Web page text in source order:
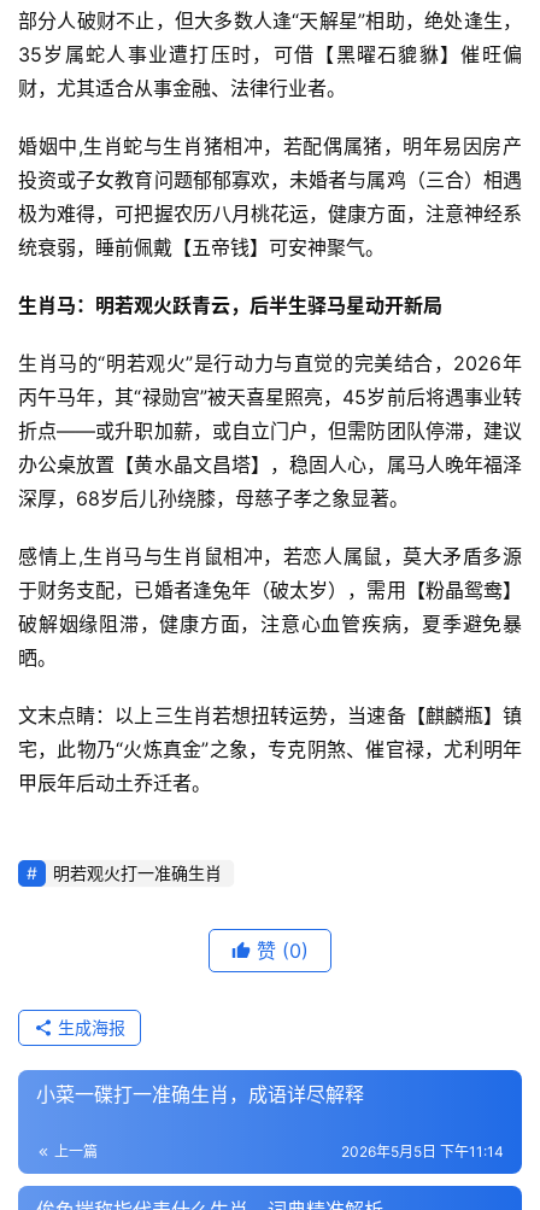
部分人破财不止，但大多数人逢“天解星”相助，绝处逢生，
35岁属蛇人事业遭打压时，可借【黑曜石貔貅】催旺偏
财，尤其适合从事金融、法律行业者。
婚姻中,生肖蛇与生肖猪相冲，若配偶属猪，明年易因房产
投资或子女教育问题郁郁寡欢，未婚者与属鸡（三合）相遇
极为难得，可把握农历八月桃花运，健康方面，注意神经系
统衰弱，睡前佩戴【五帝钱】可安神聚气。
生肖马：明若观火跃青云，后半生驿马星动开新局
生肖马的“明若观火”是行动力与直觉的完美结合，2026年
丙午马年，其“禄勋宫”被天喜星照亮，45岁前后将遇事业转
折点——或升职加薪，或自立门户，但需防团队停滞，建议
办公桌放置【黄水晶文昌塔】，稳固人心，属马人晚年福泽
深厚，68岁后儿孙绕膝，母慈子孝之象显著。
感情上,生肖马与生肖鼠相冲，若恋人属鼠，莫大矛盾多源
于财务支配，已婚者逢兔年（破太岁），需用【粉晶鸳鸯】
破解姻缘阻滞，健康方面，注意心血管疾病，夏季避免暴
晒。
文末点睛：以上三生肖若想扭转运势，当速备【麒麟瓶】镇
宅，此物乃“火炼真金”之象，专克阴煞、催官禄，尤利明年
甲辰年后动土乔迁者。
明若观火打一准确生肖
赞 (0)
生成海报
小菜一碟打一准确生肖，成语详尽解释
上一篇 2026年5月5日 下午11:14